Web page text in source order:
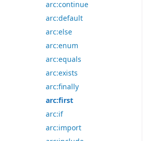
arc:continue
arc:default
arc:else
arc:enum
arc:equals
arc:exists
arc:finally
arc:first
arc:if
arc:import